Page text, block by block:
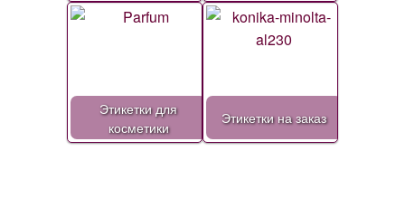
Этикетки для
косметики
Этикетки на заказ